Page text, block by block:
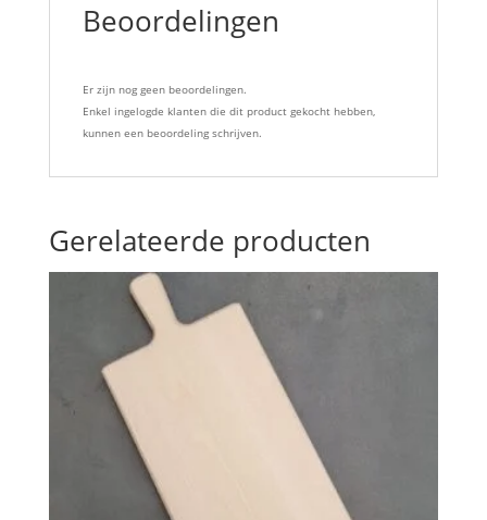
Beoordelingen
Er zijn nog geen beoordelingen.
Enkel ingelogde klanten die dit product gekocht hebben,
kunnen een beoordeling schrijven.
Gerelateerde producten